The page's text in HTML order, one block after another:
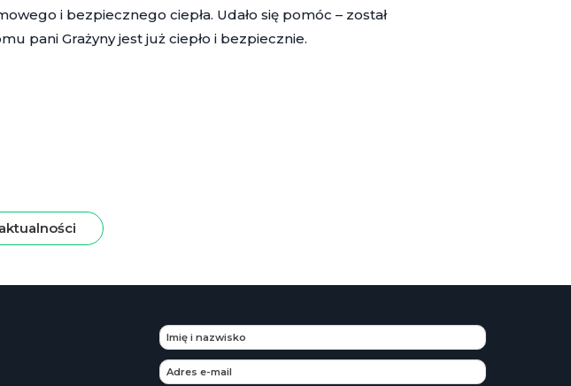
i bezpiecznego ciepła. Udało się pomóc – został
pani Grażyny jest już ciepło i bezpiecznie.